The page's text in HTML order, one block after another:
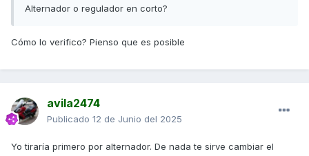
Alternador o regulador en corto?
Cómo lo verifico? Pienso que es posible
avila2474
Publicado 12 de Junio del 2025
Yo tiraría primero por alternador. De nada te sirve cambiar el